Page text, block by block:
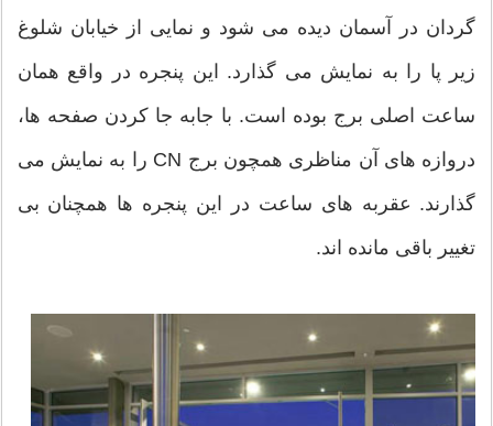
گردان در آسمان دیده می شود و نمایی از خیابان شلوغ
زیر پا را به نمایش می گذارد. این پنجره در واقع همان
ساعت اصلی برج بوده است. با جابه جا کردن صفحه ها،
دروازه های آن مناظری همچون برج CN را به نمایش می
گذارند. عقربه های ساعت در این پنجره ها همچنان بی
تغییر باقی مانده اند.